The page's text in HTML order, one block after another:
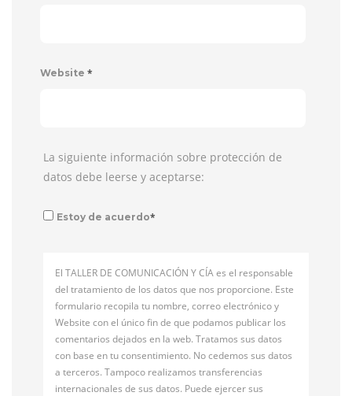
Website *
La siguiente información sobre protección de
datos debe leerse y aceptarse:
Estoy de acuerdo*
El TALLER DE COMUNICACIÓN Y CÍA es el responsable
del tratamiento de los datos que nos proporcione. Este
formulario recopila tu nombre, correo electrónico y
Website con el único fin de que podamos publicar los
comentarios dejados en la web. Tratamos sus datos
con base en tu consentimiento. No cedemos sus datos
a terceros. Tampoco realizamos transferencias
internacionales de sus datos. Puede ejercer sus